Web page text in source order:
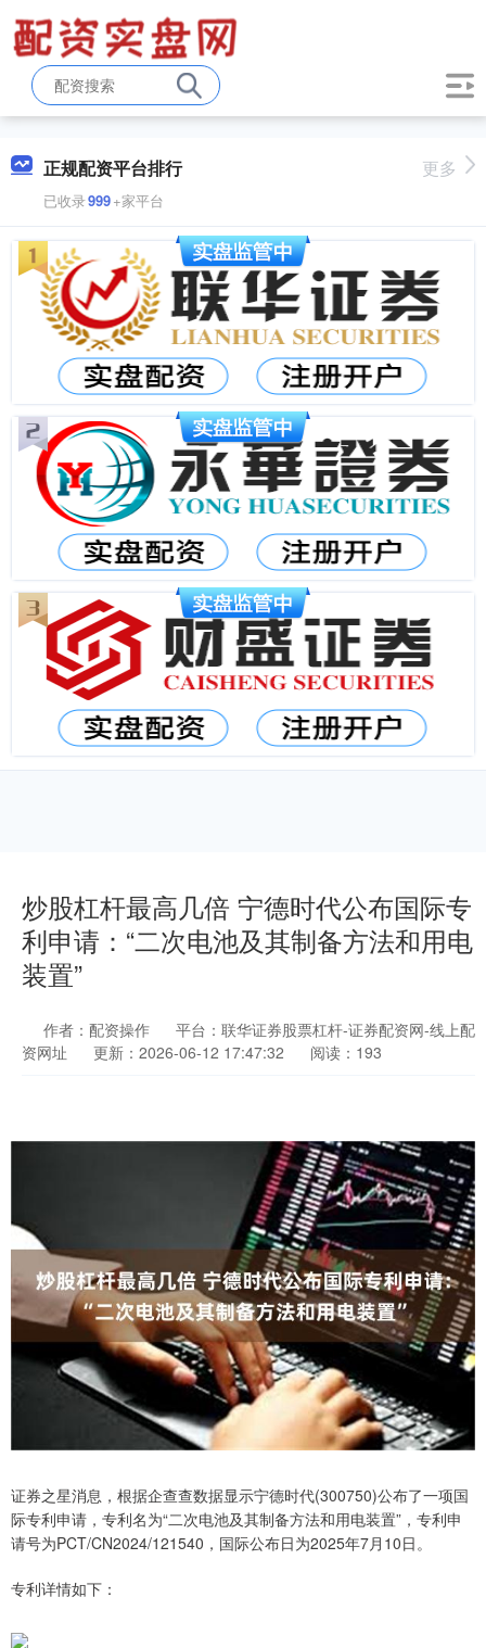
正规配资平台排行
已收录999+家平台
更多
炒股杠杆最高几倍 宁德时代公布国际专
利申请：“二次电池及其制备方法和用电
装置”
作者：配资操作
平台：联华证券股票杠杆-证券配资网-线上配
资网址
更新：2026-06-12 17:47:32 阅读：193
证券之星消息，根据企查查数据显示宁德时代(300750)公布了一项国
际专利申请，专利名为“二次电池及其制备方法和用电装置”，专利申
请号为PCT/CN2024/121540，国际公布日为2025年7月10日。
专利详情如下：